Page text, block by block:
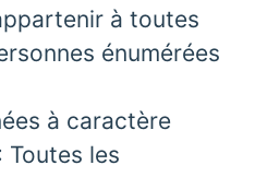
à toutes
énumérées
à caractère
Toutes les